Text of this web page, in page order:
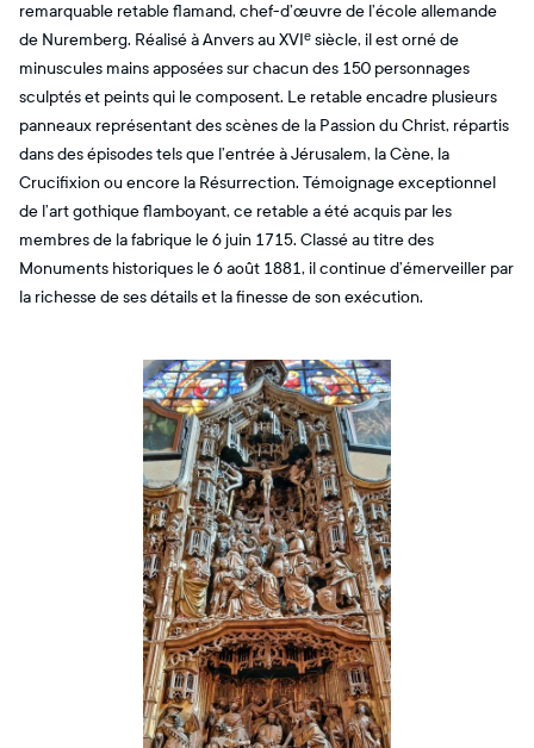
remarquable retable flamand, chef-d’œuvre de l’école allemande
de Nuremberg. Réalisé à Anvers au XVIᵉ siècle, il est orné de
minuscules mains apposées sur chacun des 150 personnages
sculptés et peints qui le composent. Le retable encadre plusieurs
panneaux représentant des scènes de la Passion du Christ, répartis
dans des épisodes tels que l’entrée à Jérusalem, la Cène, la
Crucifixion ou encore la Résurrection. Témoignage exceptionnel
de l’art gothique flamboyant, ce retable a été acquis par les
membres de la fabrique le 6 juin 1715. Classé au titre des
Monuments historiques le 6 août 1881, il continue d’émerveiller par
la richesse de ses détails et la finesse de son exécution.